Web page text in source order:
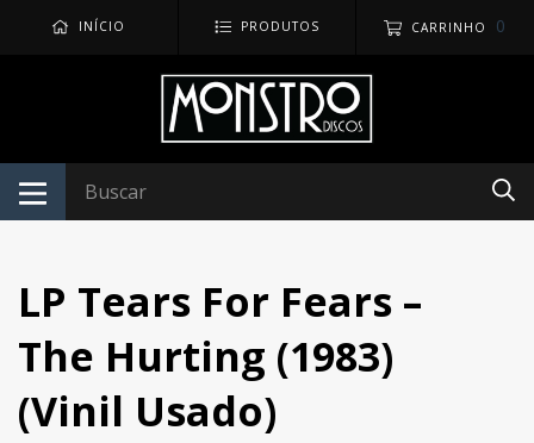
INÍCIO PRODUTOS CARRINHO 0
LP Tears For Fears –
The Hurting (1983)
(Vinil Usado)